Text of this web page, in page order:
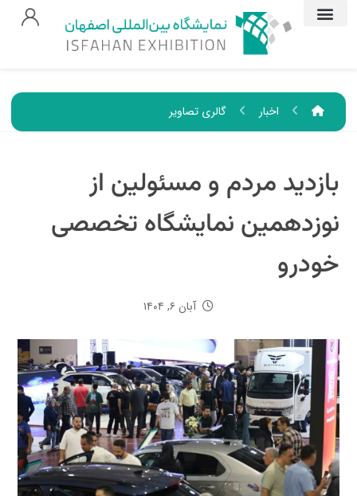
اخبار گالری تصاویر
بازدید مردم و مسئولین از
نوزدهمین نمایشگاه تخصصی
خودرو
آبان ۶, ۱۴۰۴